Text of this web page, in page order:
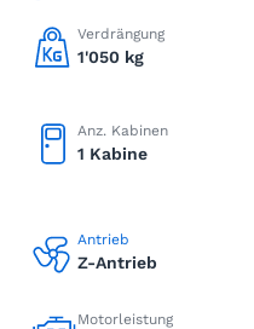
Verdrängung
1'050 kg
Anz. Kabinen
1 Kabine
Antrieb
Z-Antrieb
Motorleistung